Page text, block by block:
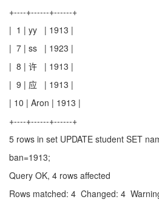
+----+------+------+
| 1 | yy | 1913 |
| 7 | ss | 1923 |
| 8 | 许 | 1913 |
| 9 | 应 | 1913 |
| 10 | Aron | 1913 |
+----+------+------+
5 rows in set UPDATE student SET
ban=1913;
Query OK, 4 rows affected
Rows matched: 4 Changed: 4